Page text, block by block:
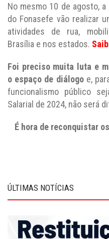
No mesmo 10 de agosto, a
do Fonasefe vão realizar
atividades de rua,
Brasília e nos estados.
Foi preciso muita luta e
o espaço de diálogoe,
funcionalismo público
Salarial de 2024, não será
É hora de reconquistar
ÚLTIMAS NOTÍCIAS